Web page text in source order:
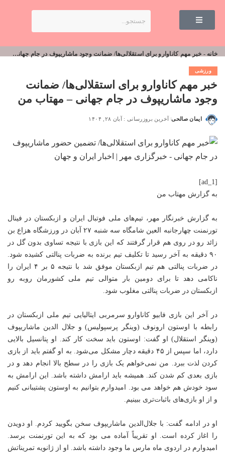
خانه - خبر مهم کاناوارو برای استقلالی‌ها/ ضمانت وجود ماشاریپوف در جام جهانی – مهتاب من
ورزشی
خبر مهم کاناوارو برای استقلالی‌ها/ ضمانت
وجود ماشاریپوف در جام جهانی – مهتاب من
ایمان صالحی آخرین بروزرسانی : آبان ۲۸, ۱۴۰۴
[ad_1]
به گزارش مهتاب من
به گزارش خبرنگار مهر، تیم‌های ملی فوتبال ایران و ازبکستان در فینال
تورنمنت چهارجانبه العین شامگاه سه شنبه ۲۷ آبان در ورزشگاه هزاع بن
زائد رو در روی هم قرار گرفتند که این بازی با نتیجه تساوی بدون گل در
۹۰ دقیقه به آخر رسید تا تکلیف تیم برنده به ضربات پنالتی کشیده شود.
در ضربات پنالتی هم تیم ازبکستان موفق شد با نتیجه ۵ بر ۴ ایران را
ناکامی دهد تا برای دومین بار متوالی تیم ملی کشورمان روبه رو
ازبکستان در ضربات پنالتی مغلوب شود.
در آخر این بازی فابیو کاناوارو سرمربی ایتالیایی تیم ملی ازبکستان در
رابطه با اوستون ارونوف (وینگر پرسپولیس) و جلال الدین ماشاریپوف
(وینگر استقلال) او گفت: اوستون باید سخت کار کند. او پتانسیل بالایی
دارد، اما سپس از ۴۵ دقیقه دچار مشکل می‌شود. به او گفتم باید از بازی
کردن لذت ببرد. من نمی‌خواهم یک بازی را در سطح بالا انجام دهد و در
بازی بعدی کم شدن کند. همیشه باید ارامش داشته باشد. این ارامش به
سود خودش هم خواهد می بود. امیدوارم بتوانیم به اوستون پشتیبانی کنیم
و از او بازی‌های باثبات‌تری ببینیم.
او در ادامه گفت: با جلال‌الدین ماشاریپوف سخن بگویید کردم. او دویدن
را اغاز کرده است. او تقریباً آماده می بود که به این تورنمنت برسد.
امیدوارم در اردوی ماه مارس ما وجود داشته باشد. او از ژانویه تمریناتش